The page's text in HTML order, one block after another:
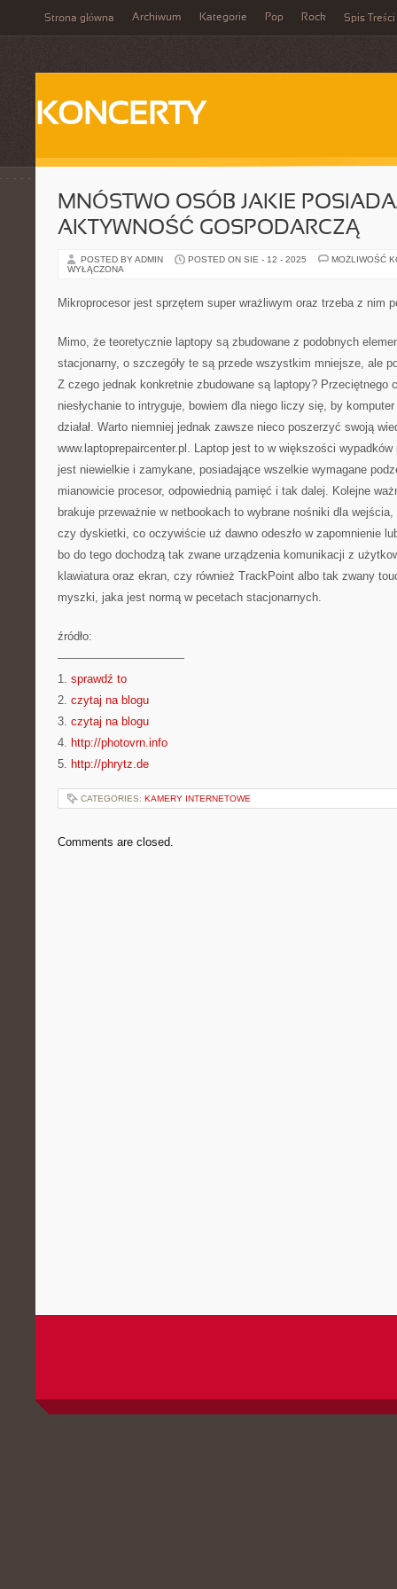
Strona główna Archiwum Kategorie Pop Rock Spis Treści
KONCERTY
MNÓSTWO OSÓB JAKIE
AKTYWNOŚĆ GOSPODARCZĄ
POSTED BY ADMIN POSTED ON SIE - 12 - 2025
MOŻLIWOŚĆ
WYŁĄCZONA
Mikroprocesor jest sprzętem super wrażliwym oraz trzeba z nim
Mimo, że teoretycznie laptopy są zbudowane z podobnych
stacjonarny, o szczegóły te są przede wszystkim mniejsze, ale
Z czego jednak konkretnie zbudowane są laptopy? Przeciętnego
niesłychanie to intryguje, bowiem dla niego liczy się, by komputer
działał. Warto niemniej jednak zawsze nieco poszerzyć swoją
www.laptoprepaircenter.pl. Laptop jest to w większości
jest niewielkie i zamykane, posiadające wszelkie wymagane
mianowicie procesor, odpowiednią pamięć i tak dalej. Kolejne
brakuje przeważnie w netbookach to wybrane nośniki dla wejścia,
czy dyskietki, co oczywiście uż dawno odeszło w zapomnienie
bo do tego dochodzą tak zwane urządzenia komunikacji z
klawiatura oraz ekran, czy również TrackPoint albo tak zwany
myszki, jaka jest normą w pecetach stacjonarnych.
źródło:
———————————
1. sprawdź to
2. czytaj na blogu
3. czytaj na blogu
4. http://photovrn.info
5. http://phrytz.de
CATEGORIES: KAMERY INTERNETOWE
Comments are closed.